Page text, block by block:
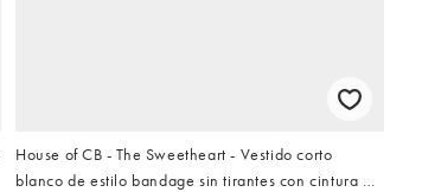
House of CB - The Sweetheart - Vestido corto
blanco de estilo bandage sin tirantes con cintura de